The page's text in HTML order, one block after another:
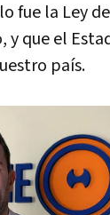
fue la Ley
y que el
país.